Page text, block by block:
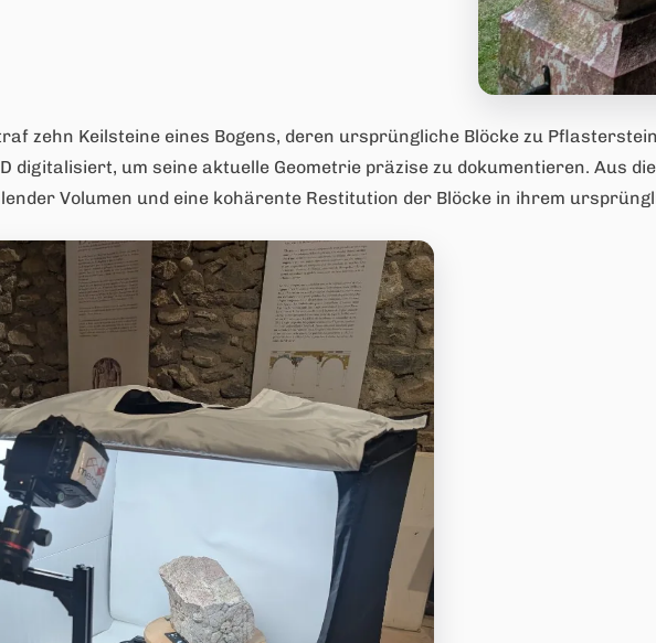
zehn Keilsteine eines Bogens, deren ursprüngliche Blöcke zu
digitalisiert, um seine aktuelle Geometrie präzise zu dokumentieren. Aus
Volumen und eine kohärente Restitution der Blöcke in ihrem